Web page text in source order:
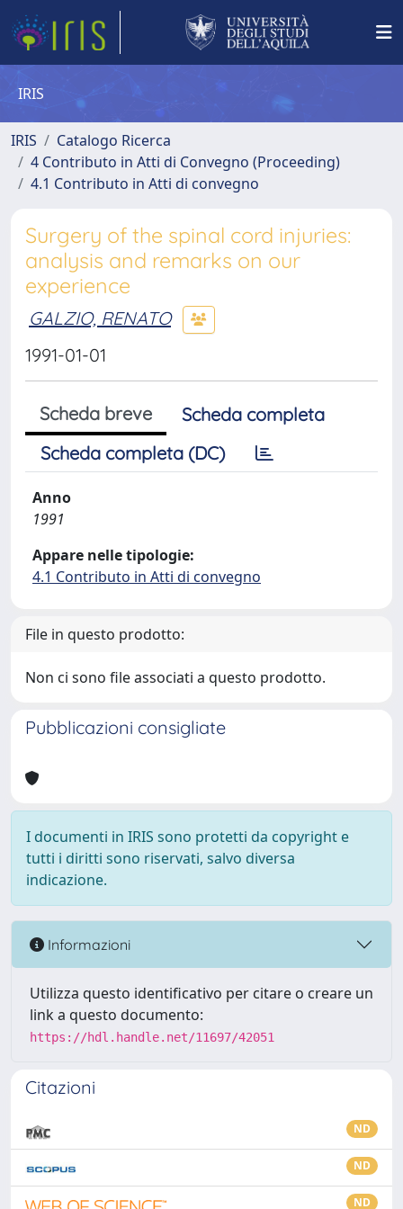
IRIS
IRIS
Catalogo Ricerca
4 Contributo in Atti di Convegno (Proceeding)
4.1 Contributo in Atti di convegno
Surgery of the spinal cord injuries:
analysis and remarks on our
experience
GALZIO, RENATO
1991-01-01
Scheda breve
Scheda completa
Scheda completa (DC)
Anno
1991
Appare nelle tipologie:
4.1 Contributo in Atti di convegno
File in questo prodotto:
Non ci sono file associati a questo prodotto.
Pubblicazioni consigliate
I documenti in IRIS sono protetti da copyright e
tutti i diritti sono riservati, salvo diversa
indicazione.
Informazioni
Utilizza questo identificativo per citare o creare un
link a questo documento:
https://hdl.handle.net/11697/42051
Citazioni
ND
ND
ND